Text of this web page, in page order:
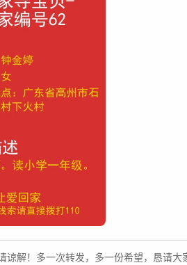
解！多一次转发，多一份希望，恳请大